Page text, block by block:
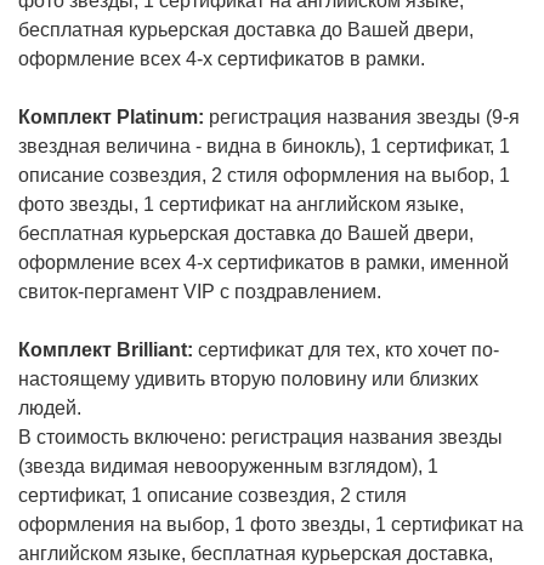
бесплатная курьерская доставка до Вашей двери,
оформление всех 4-х сертификатов в рамки.
Комплект Platinum: регистрация названия звезды (9-я
звездная величина - видна в бинокль), 1 сертификат, 1
описание созвездия, 2 стиля оформления на выбор, 1
фото звезды, 1 сертификат на английском языке,
бесплатная курьерская доставка до Вашей двери,
оформление всех 4-х сертификатов в рамки, именной
свиток-пергамент VIP с поздравлением.
Комплект Brilliant: сертификат для тех, кто хочет по-
настоящему удивить вторую половину или близких
людей.
В стоимость включено: регистрация названия звезды
(звезда видимая невооруженным взглядом), 1
сертификат, 1 описание созвездия, 2 стиля
оформления на выбор, 1 фото звезды, 1 сертификат на
английском языке, бесплатная курьерская доставка,